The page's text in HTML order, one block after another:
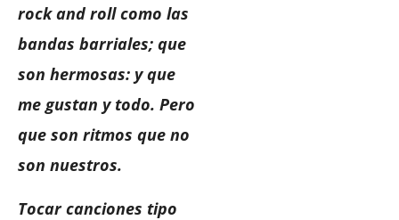
rock and roll como las
bandas barriales; que
son hermosas: y que
me gustan y todo. Pero
que son ritmos que no
son nuestros.
Tocar canciones tipo